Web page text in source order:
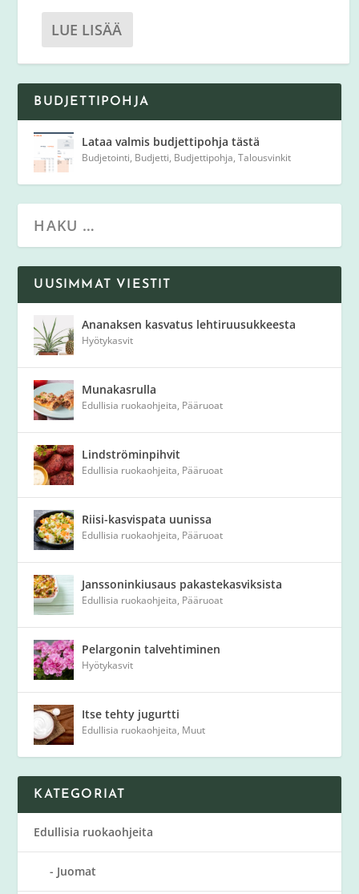
LUE LISÄÄ
BUDJETTIPOHJA
Lataa valmis budjettipohja tästä
Budjetointi, Budjetti, Budjettipohja,Talousvinkit
UUSIMMAT VIESTIT
Ananaksen kasvatus lehtiruusukkeesta
Hyötykasvit
Munakasrulla
Edullisia ruokaohjeita, Pääruoat
Lindströminpihvit
Edullisia ruokaohjeita, Pääruoat
Riisi-kasvispata uunissa
Edullisia ruokaohjeita, Pääruoat
Janssoninkiusaus pakastekasviksista
Edullisia ruokaohjeita, Pääruoat
Pelargonin talvehtiminen
Hyötykasvit
Itse tehty jugurtti
Edullisia ruokaohjeita, Muut
KATEGORIAT
Edullisia ruokaohjeita
Juomat